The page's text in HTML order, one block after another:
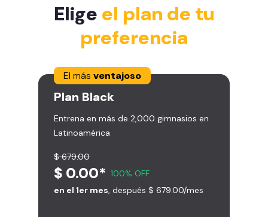
Elige el plan de tu
preferencia
El más ventajoso
Plan Black
Entrena en más de 2,000 gimnasios en
Latinoamérica
$ 679.00
$ 0.00* 100% OFF
en el 1er mes , después $ 679.00/mes